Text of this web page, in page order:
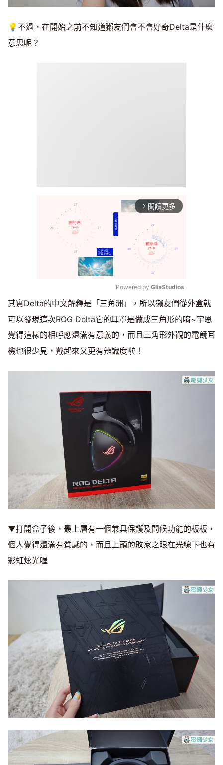
💡不過，在開始之前不知道獺友們會不會好奇Delta是什麼
意思呢？
arrow_forward_ios 閱讀更多
Mute
Powered by GliaStudios
其實Delta的中文解釋是「三角洲」，所以獺友們從外盒就
可以發現這次ROG Delta它的耳罩是做成三角形的唷~宇恩
覺得這樣的相呼應還滿有意義的，而且三角形外觀的電競耳
機也很少見，戴起來又更有辨識度啦！
▼打開盒子後，最上層有一個兼具保護及問候功能的板板，
個人覺得還滿有質感的，而且上頭的敗家之眼在光線下也有
彩虹炫光喔